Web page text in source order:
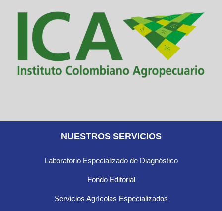
NUESTROS SERVICIOS
Laboratorio Especializado de Diagnóstico
Fondo Editorial
Servicios Agrícolas Especializados